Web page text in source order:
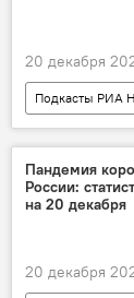
20 декабря
Подкасты РИА
Радио
Пандемия
России:
на 20 декабря
20 декабря